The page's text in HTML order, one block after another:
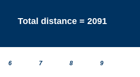
Total distance = 2091
6 7 8 9